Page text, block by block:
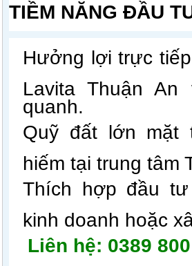
TIỀM NĂNG ĐẦU
Hưởng lợi trực
Lavita Thuận
quanh.
Quỹ đất lớn mặt
hiếm tại trung tâm
Thích hợp đầu
kinh doanh hoặc
Liên hệ: 0389